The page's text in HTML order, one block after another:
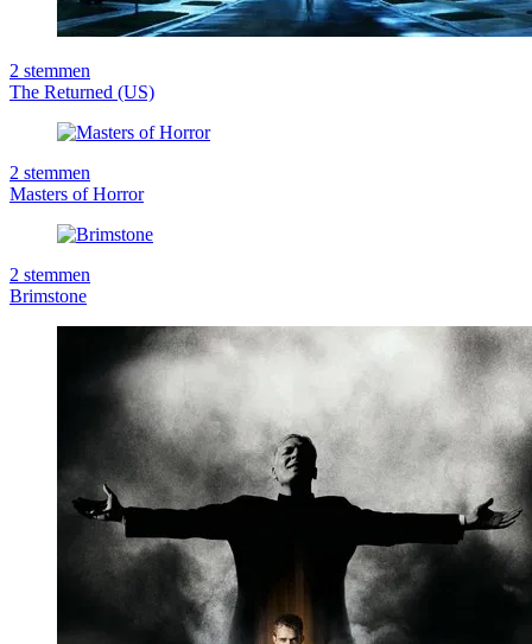
2 stemmen
The Returned (US)
2 stemmen
Masters of Horror
2 stemmen
Brimstone